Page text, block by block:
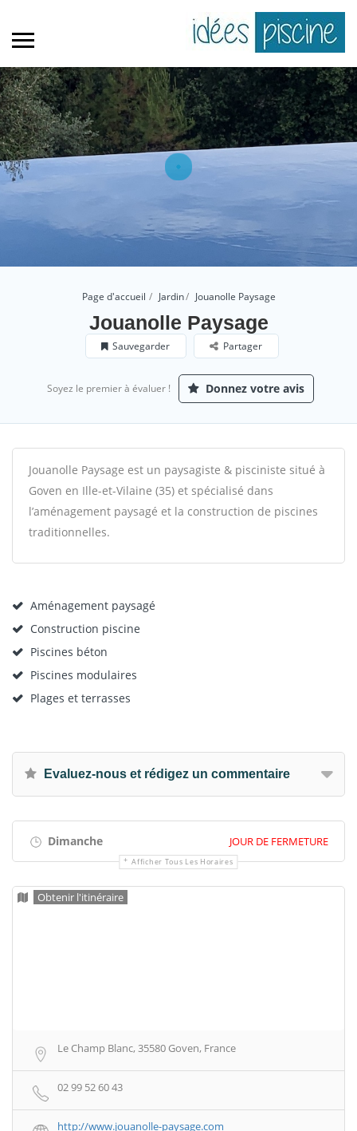
Page d'accueil Jardin Jouanolle Paysage
Jouanolle Paysage
Sauvegarder Partager
Soyez le premier à évaluer ! Donnez votre avis
Jouanolle Paysage est un paysagiste & pisciniste situé à
Goven en Ille-et-Vilaine (35) et spécialisé dans
l’aménagement paysagé et la construction de piscines
traditionnelles.
Aménagement paysagé
Construction piscine
Piscines béton
Piscines modulaires
Plages et terrasses
Evaluez-nous et rédigez un commentaire
Dimanche JOUR DE FERMETURE
Afficher Tous Les Horaires
Obtenir l'itinéraire
Le Champ Blanc, 35580 Goven, France
02 99 52 60 43
http://www.jouanolle-paysage.com